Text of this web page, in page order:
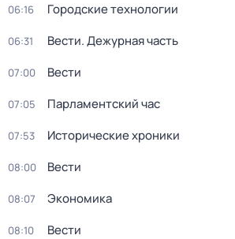
06:16 Городские технологии
06:31 Вести. Дежурная часть
07:00 Вести
07:05 Парламентский час
07:53 Исторические хроники
08:00 Вести
08:07 Экономика
08:10 Вести